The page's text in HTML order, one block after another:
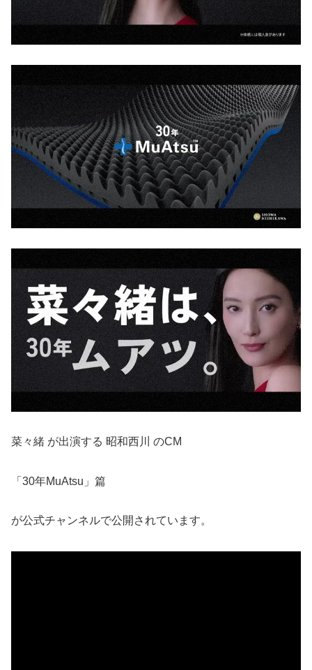
菜々緒 が出演する 昭和西川 のCM
「30年MuAtsu」篇
が公式チャンネルで公開されています。